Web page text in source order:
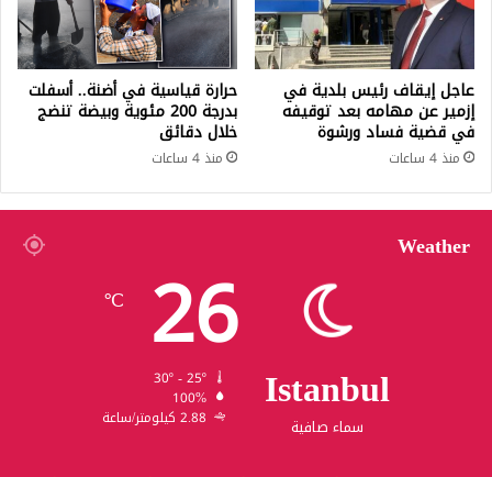
عاجل إيقاف رئيس بلدية في
إزمير عن مهامه بعد توقيفه
في قضية فساد ورشوة
منذ 4 ساعات
حرارة قياسية في أضنة.. أسفلت
بدرجة 200 مئوية وبيضة تنضج
خلال دقائق
منذ 4 ساعات
Weather
Istanbul
سماء صافية
26
℃
100%
2.88 كيلومتر/ساعة